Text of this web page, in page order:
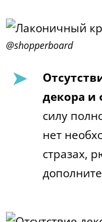
@shopperboard
декора и
силу
нет
стразах,